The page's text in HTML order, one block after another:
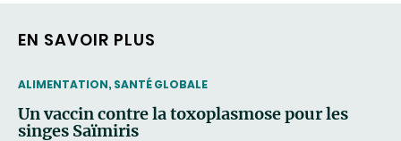
EN SAVOIR PLUS
THEMATIC
ALIMENTATION, SANTÉ GLOBALE
Un vaccin contre la toxoplasmose pour les
singes Saïmiris